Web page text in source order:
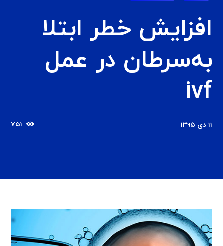
افزایش خطر ابتلا
به‌سرطان در عمل
ivf
۱۱ دی ۱۳۹۵ ۷۵۱